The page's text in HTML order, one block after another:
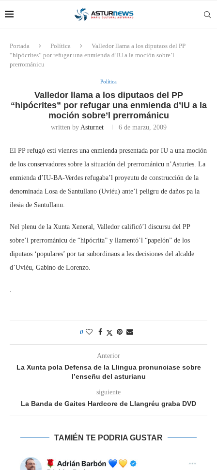
Portada Política
Valledor llama a los diputaos del PP
“hipócrites” por refugar una enmienda d’IU a la moción sobre’l
prerrománicu
Política
Valledor llama a los diputaos del PP
“hipócrites” por refugar una enmienda d’IU a la
moción sobre’l prerrománicu
written by Asturnet 6 de marzu, 2009
El PP refugó esti vienres una enmienda presentada por IU a una moción
de los conservadores sobre la situación del prerrománicu n’Asturies. La
enmienda d’IU-BA-Verdes refugaba’l proyeutu de construcción de la
denominada Losa de Santullano (Uviéu) ante’l peligru de daños pa la
ilesia de Santullanu.
Nel plenu de la Xunta Xeneral, Valledor calificó’l discursu del PP
sobre’l prerrománicu de “hipócrita” y llamentó’l “papelón” de los
diputaos ‘populares’ por tar subordinaos a les decisiones del alcalde
d’Uviéu, Gabino de Lorenzo.
.
0
Anterior
La Xunta pola Defensa de la Llingua pronunciase sobre
l’enseñu del asturianu
siguiente
La Banda de Gaites Hardcore de Llangréu graba DVD
TAMIÉN TE PODRIA GUSTAR